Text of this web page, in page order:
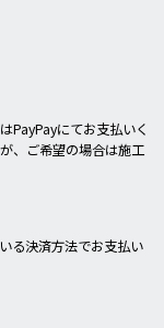
PayPayにてお支払いく
、ご希望の場合は施工
る決済方法でお支払い